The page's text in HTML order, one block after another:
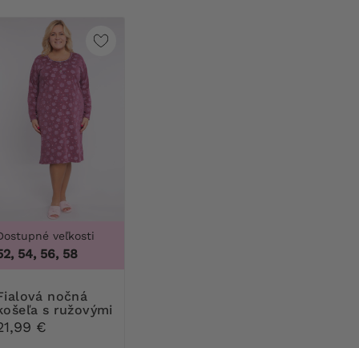
veľkosti
54, 56, 58
s ružovými
€